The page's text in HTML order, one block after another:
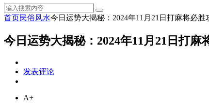
首页民俗风水今日运势大揭秘：2024年11月21日打麻将必胜
今日运势大揭秘：2024年11月21日打麻
发表评论
A+